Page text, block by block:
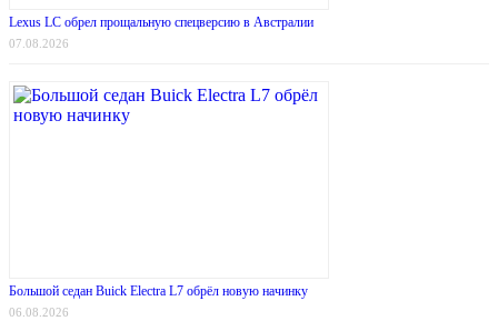
Lexus LC обрел прощальную спецверсию в Австралии
07.08.2026
Большой седан Buick Electra L7 обрёл новую начинку
06.08.2026